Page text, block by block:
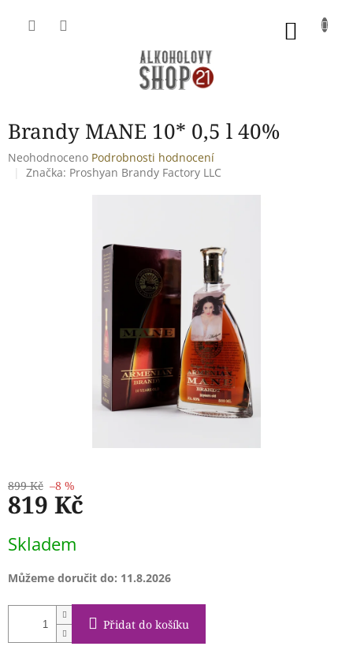
Brandy MANE 10* 0,5 l 40%
Průměrné
hodnocení
Neohodnoceno Podrobnosti hodnocení
Značka: Proshyan Brandy Factory LLC
899 Kč –8 %
819 Kč
cena:
Skladem
Můžeme doručit do: 11.8.2026
Přidat do košíku